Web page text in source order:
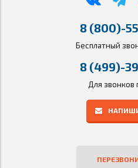
8 (800)-
Бесплатный
8 (499)-
Для звонков